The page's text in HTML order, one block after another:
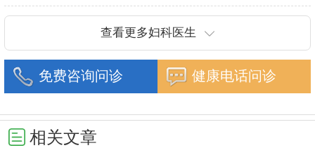
查看更多妇科医生
免费咨询问诊 健康电话问诊
相关文章